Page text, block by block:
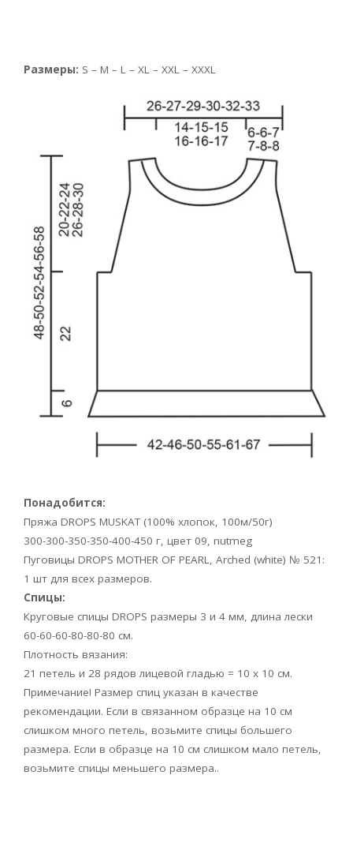
Размеры: S – M – L – XL – XXL – XXXL
Понадобится:
Пряжа DROPS MUSKAT (100% хлопок, 100м/50г)
300-300-350-350-400-450 г, цвет 09, nutmeg
Пуговицы DROPS MOTHER OF PEARL, Arched (white) № 521:
1 шт для всех размеров.
Спицы:
Круговые спицы DROPS размеры 3 и 4 мм, длина лески
60-60-60-80-80-80 см.
Плотность вязания:
21 петель и 28 рядов лицевой гладью = 10 x 10 см.
Примечание! Размер спиц указан в качестве
рекомендации. Если в связанном образце на 10 см
слишком много петель, возьмите спицы большего
размера. Если в образце на 10 см слишком мало петель,
возьмите спицы меньшего размера..